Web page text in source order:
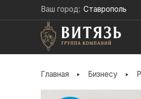
Ваш город: Ставрополь
ВЫ
ЗДЕСЬ
Главная Бизнесу